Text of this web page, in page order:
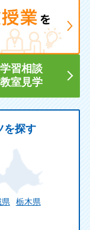
学習相談
教室見学
を探す
栃木県